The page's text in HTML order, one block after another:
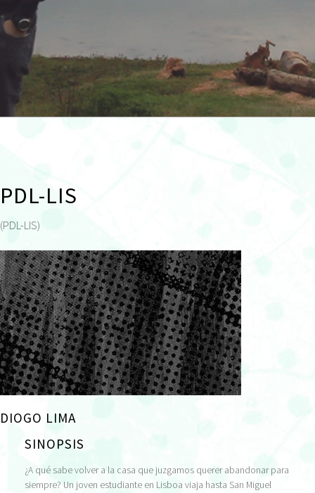
PDL-LIS
(PDL-LIS)
DIOGO LIMA
SINOPSIS
¿A qué sabe volver a la casa que juzgamos querer abandonar para
siempre? Un joven estudiante en Lisboa viaja hasta San Miguel